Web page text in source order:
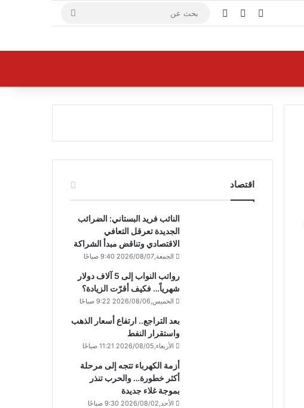
فيسبوك يوتيوب
اقتصاد
النائب فريد البستاني: الضرائب
الجديدة تعرقل التعافي
الاقتصادي وتناقض مبدأ الشراكة
الجمعة,2026/08/07 9:40 صباحًا
رواتب النواب إلى 5 آلاف دولار
شهرياً… فكيف أقرّت الزيادة؟
الخميس,2026/08/06 9:22 صباحًا
بعد التراجع.. ارتفاع أسعار الذهب
واستقرار النفط
الأربعاء,2026/08/05 11:21 صباحًا
أزمة الكهرباء تتجه إلى مرحلة
أكثر خطورة… والحرب تنذر
بموجة غلاء جديدة
الأحد,2026/08/02 9:30 صباحًا